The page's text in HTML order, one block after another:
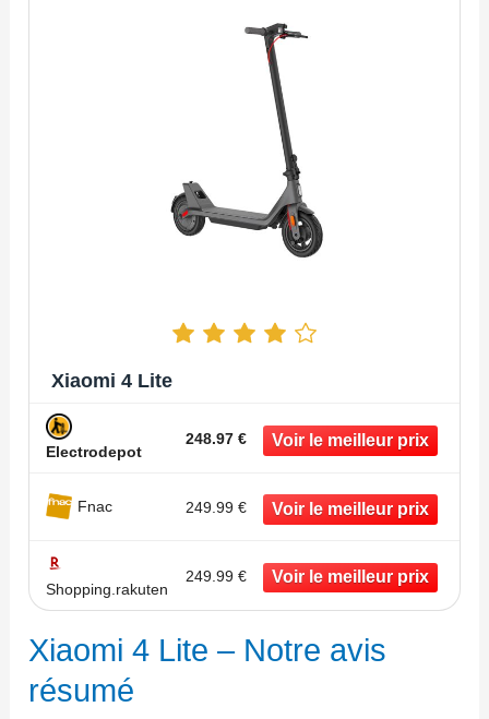
Xiaomi 4 Lite
Electrodepot
248.97 €
Fnac 249.99 €
Shopping.rakuten
249.99 €
Xiaomi 4 Lite – Notre avis
résumé